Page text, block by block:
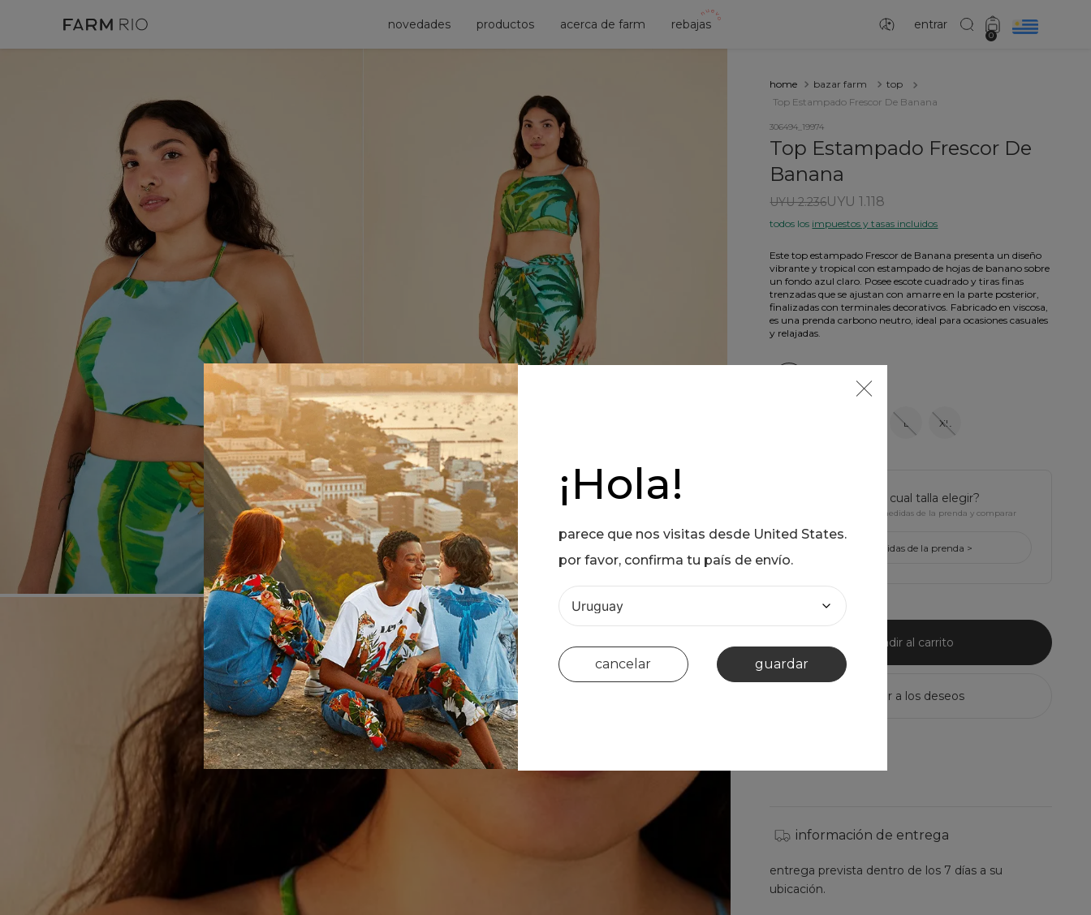
novedades productos acerca de farm rebajas entrar
0
¡Hola!
parece que nos visitas desde United States.
por favor, confirma tu país de envío.
cancelar guardar
bazar farm
top
Top Estampado Frescor De Banana
306494_19974
Top Estampado Frescor De
Banana
UYU 2.236UYU 1.118
todos los impuestos y tasas incluidos
Este top estampado Frescor de Banana presenta un diseño
vibrante y tropical con estampado de hojas de banano sobre
un fondo azul claro. Posee escote cuadrado y tiras finas
trenzadas que se ajustan con amarre en la parte posterior,
finalizadas con terminales decorativos. Fabricado en viscosa,
es una prenda carbono neutro, ideal para ocasiones casuales
y relajadas.
L XL
¿tienes dudas de cual talla elegir?
Haz click para ver Las medidas de la prenda y comparar
ver medidas de la prenda >
añadir al carrito
información de entrega
entrega prevista dentro de los 7 días a su
ubicación.